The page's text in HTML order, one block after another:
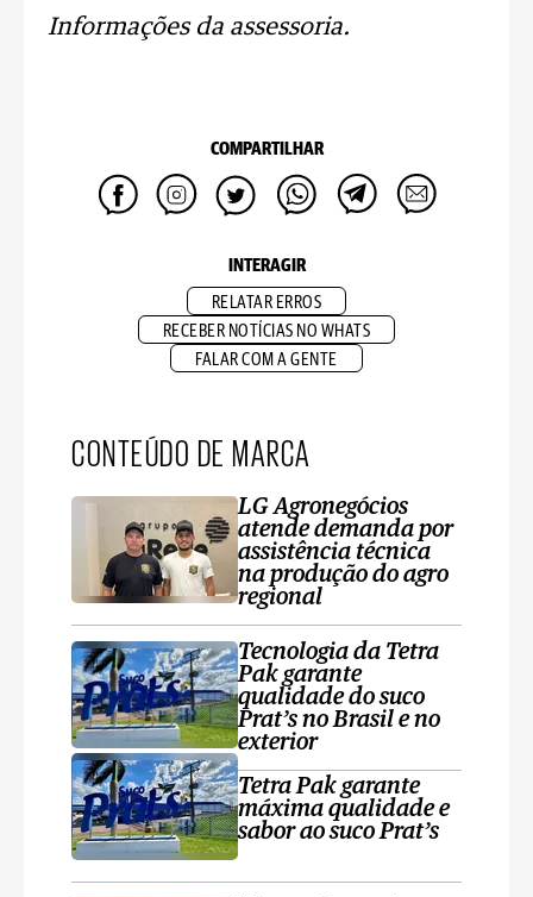
Informações da assessoria.
COMPARTILHAR
INTERAGIR
RELATAR ERROS
RECEBER NOTÍCIAS NO WHATS
FALAR COM A GENTE
CONTEÚDO DE MARCA
LG Agronegócios
atende demanda por
assistência técnica
na produção do agro
regional
Tecnologia da Tetra
Pak garante
qualidade do suco
Prat’s no Brasil e no
exterior
Tetra Pak garante
máxima qualidade e
sabor ao suco Prat’s